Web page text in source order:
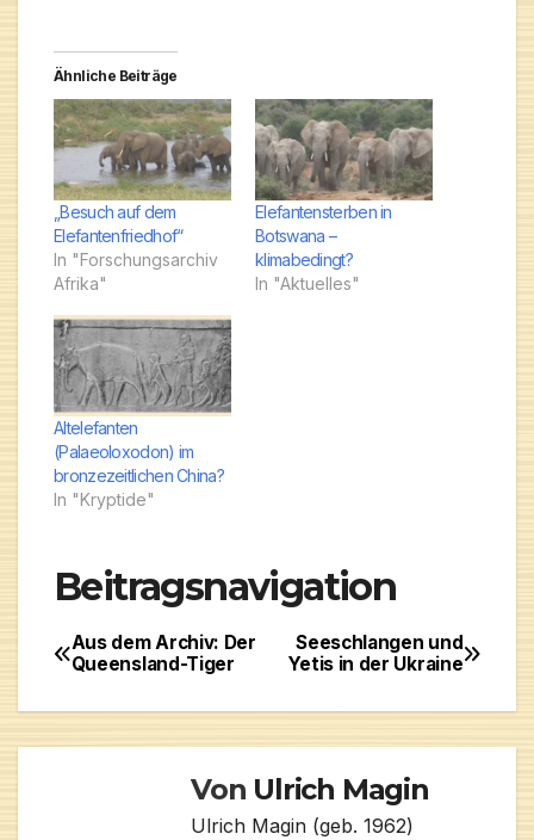
Ähnliche Beiträge
„Besuch auf dem
Elefantenfriedhof“
In "Forschungsarchiv
Afrika"
Elefantensterben in
Botswana –
klimabedingt?
In "Aktuelles"
Altelefanten
(Palaeoloxodon) im
bronzezeitlichen China?
In "Kryptide"
Beitragsnavigation
Seeschlangen und
Yetis in der Ukraine
Aus dem Archiv: Der
Queensland-Tiger
Von Ulrich Magin
Ulrich Magin (geb. 1962)